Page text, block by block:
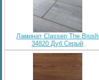
Ламинат Classen The Brush
34820 Дуб Серый